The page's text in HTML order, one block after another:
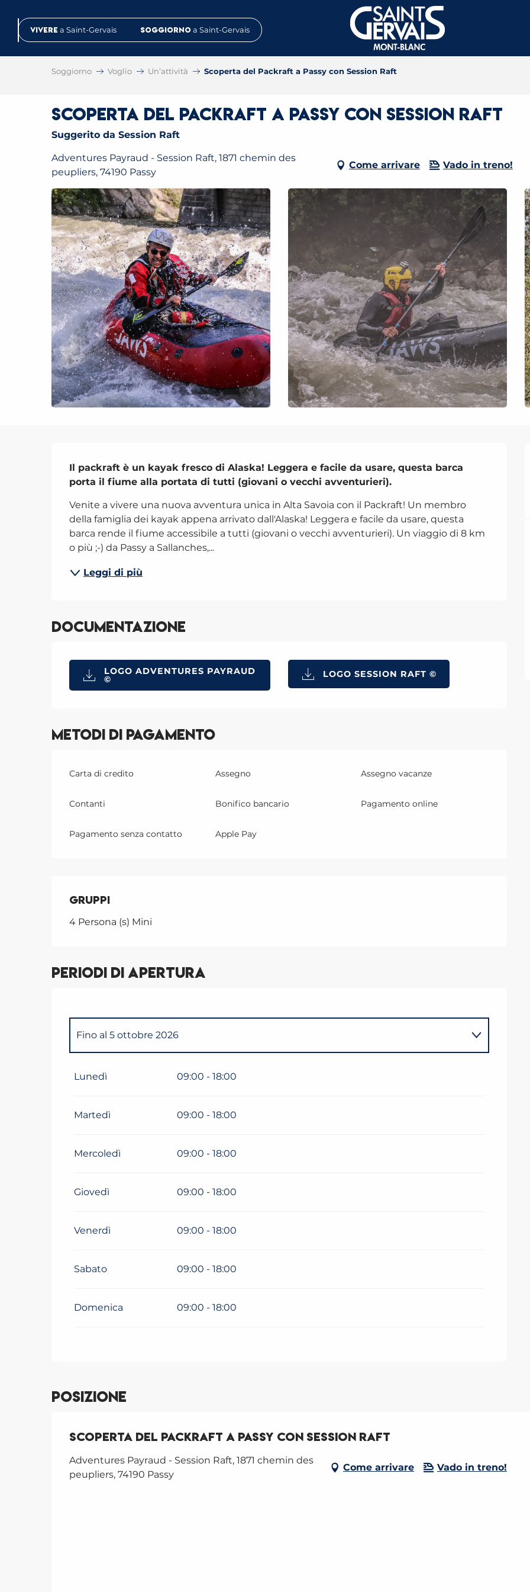
contenuVivere a Saint-Gervais Soggiorno a Saint-Gervais
Soggiorno Voglio Un’attività Scoperta del Packraft a Passy con Session Raft
Scoperta del Packraft a Passy con Session Raft
Suggerito da Session Raft
Adventures Payraud - Session Raft, 1871 chemin des
peupliers, 74190 Passy
Come arrivare Vado in treno!
Descrizione
Il packraft è un kayak fresco di Alaska! Leggera e facile da usare, questa barca
porta il fiume alla portata di tutti (giovani o vecchi avventurieri).
Venite a vivere una nuova avventura unica in Alta Savoia con il Packraft! Un membro
della famiglia dei kayak appena arrivato dall'Alaska! Leggera e facile da usare, questa
barca rende il fiume accessibile a tutti (giovani o vecchi avventurieri). Un viaggio di 8 km
o più ;-) da Passy a Sallanches,...
Leggi di più
Documentazione
LOGO ADVENTURES PAYRAUD
© LOGO SESSION RAFT ©
Metodi di pagamento
Carta di credito Assegno Assegno vacanze
Contanti Bonifico bancario Pagamento online
Pagamento senza contatto Apple Pay
Gruppi
Gruppi
4 Persona (s) Mini
Periodi di apertura
Fino al 5 ottobre 2026
Lunedì 09:00 - 18:00
Martedì 09:00 - 18:00
Mercoledì 09:00 - 18:00
Giovedì 09:00 - 18:00
Venerdì 09:00 - 18:00
Sabato 09:00 - 18:00
Domenica 09:00 - 18:00
Posizione
Scoperta del Packraft a Passy con Session Raft
Adventures Payraud - Session Raft, 1871 chemin des
peupliers, 74190 Passy
Come arrivare Vado in treno!